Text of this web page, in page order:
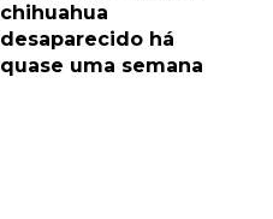
chihuahua
desaparecido há
quase uma semana